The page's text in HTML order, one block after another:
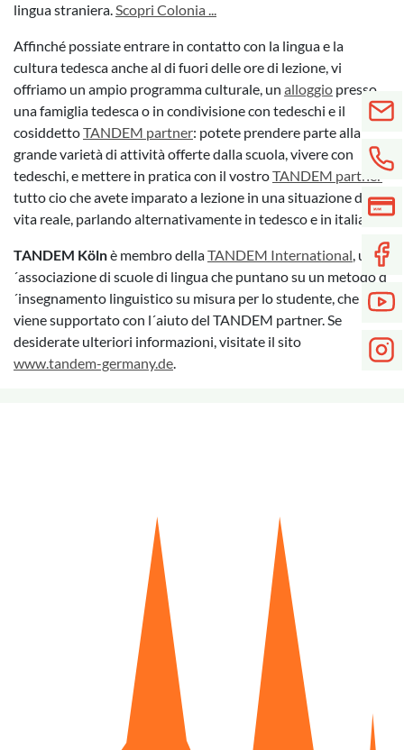
lingua straniera.Scopri Colonia ...
Affinché possiate entrare in contatto con la lingua e la
cultura tedesca anche al di fuori delle ore di lezione, vi
offriamo un ampio programma culturale, un alloggio presso
una famiglia tedesca o in condivisione con tedeschi e il
cosiddettoTANDEM partner: potete prendere parte alla
grande varietà di attività offerte dalla scuola, vivere con
tedeschi, e mettere in pratica con il vostroTANDEM partner
tutto cio che avete imparato a lezione in una situazione di
vita reale, parlando alternativamente in tedesco e in italiano.
TANDEM Kölnè membro dellaTANDEM International, un
´associazione di scuole di lingua che puntano su un metodo d
´insegnamento linguistico su misura per lo studente, che
viene supportato con l´aiuto del TANDEM partner. Se
desiderate ulteriori informazioni, visitate il sito
www.tandem-germany.de.